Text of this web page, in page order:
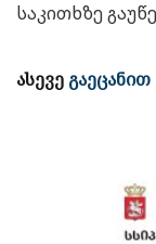
საკითხზე
ასევე გაეცანით